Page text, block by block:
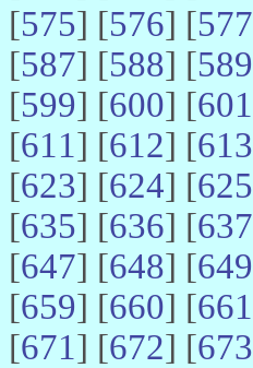
[575] [576] [577
[587] [588] [589
[599] [600] [601
[611] [612] [613
[623] [624] [625
[635] [636] [637
[647] [648] [649
[659] [660] [661
[671] [672] [673